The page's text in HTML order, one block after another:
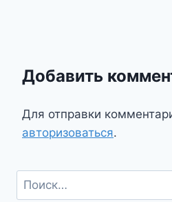
Добавить
Для отправки
авторизоваться.
Найти: